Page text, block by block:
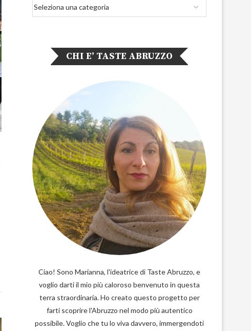
CHI E’ TASTE ABRUZZO
Ciao! Sono Marianna, l'ideatrice di Taste Abruzzo, e
voglio darti il mio più caloroso benvenuto in questa
terra straordinaria. Ho creato questo progetto per
farti scoprire l'Abruzzo nel modo più autentico
possibile. Voglio che tu lo viva davvero, immergendoti